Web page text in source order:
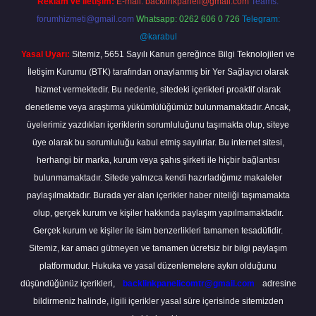
forumhizmeti@gmail.com Whatsapp: 0262 606 0 726 Telegram:
@karabul
Yasal Uyarı: Sitemiz, 5651 Sayılı Kanun gereğince Bilgi Teknolojileri ve
İletişim Kurumu (BTK) tarafından onaylanmış bir Yer Sağlayıcı olarak
hizmet vermektedir. Bu nedenle, sitedeki içerikleri proaktif olarak
denetleme veya araştırma yükümlülüğümüz bulunmamaktadır. Ancak,
üyelerimiz yazdıkları içeriklerin sorumluluğunu taşımakta olup, siteye
üye olarak bu sorumluluğu kabul etmiş sayılırlar. Bu internet sitesi,
herhangi bir marka, kurum veya şahıs şirketi ile hiçbir bağlantısı
bulunmamaktadır. Sitede yalnızca kendi hazırladığımız makaleler
paylaşılmaktadır. Burada yer alan içerikler haber niteliği taşımamakta
olup, gerçek kurum ve kişiler hakkında paylaşım yapılmamaktadır.
Gerçek kurum ve kişiler ile isim benzerlikleri tamamen tesadüfidir.
Sitemiz, kar amacı gütmeyen ve tamamen ücretsiz bir bilgi paylaşım
platformudur. Hukuka ve yasal düzenlemelere aykırı olduğunu
düşündüğünüz içerikleri,
backlinkpanelicomtr@gmail.com
adresine
bildirmeniz halinde, ilgili içerikler yasal süre içerisinde sitemizden